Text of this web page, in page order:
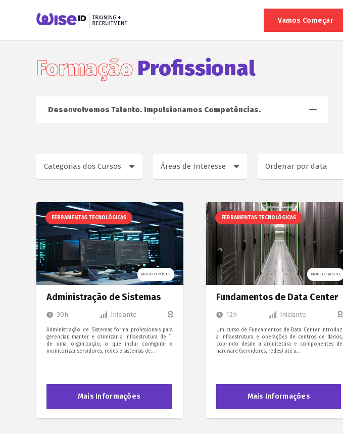
Vamos Começar
Formação Profissional
Desenvolvemos Talento. Impulsionamos Competências.
Categorias dos Cursos Áreas de Interesse
FERRAMENTAS TECNOLÓGICAS
MODELO: MISTO
Administração de Sistemas
30h Iniciante
Administração de Sistemas forma profissionais para
gerenciar, manter e otimizar a infraestrutura de TI
de uma organização, o que inclui configurar e
monitorizar servidores, redes e sistemas de…
Mais Informações
FERRAMENTAS TECNOLÓGICAS
MODELO: MISTO
Fundamentos de Data Center
12h Iniciante
Um curso de Fundamentos de Data Center introduz
a infraestrutura e operações de centros de dados,
cobrindo desde a arquitetura e componentes de
hardware (servidores, redes) até a…
Mais Informações